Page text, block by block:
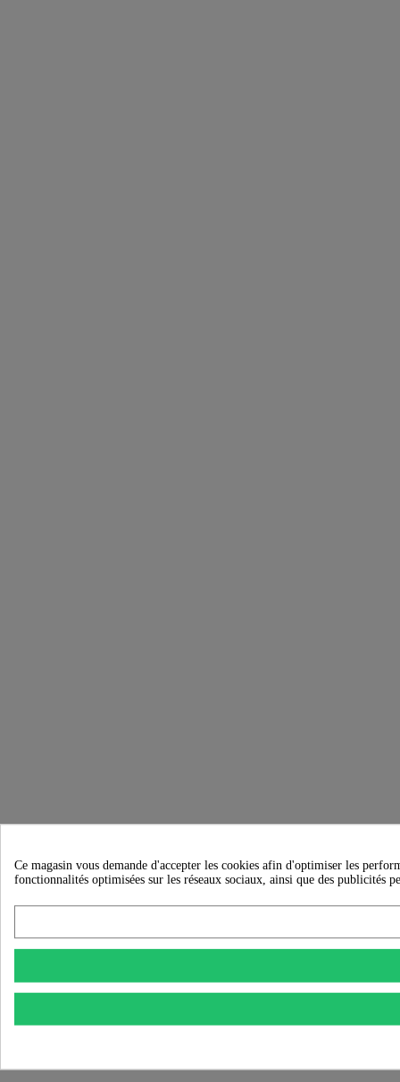
Ce magasin vous demande d'accepter les cookies afin d'optimiser les
fonctionnalités optimisées sur les réseaux sociaux, ainsi que des publicités